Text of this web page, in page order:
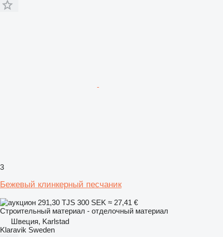
3
Бежевый клинкерный песчаник
291,30 TJS 300 SEK ≈ 27,41 €
Строительный материал - отделочный материал
Швеция, Karlstad
Klaravik Sweden